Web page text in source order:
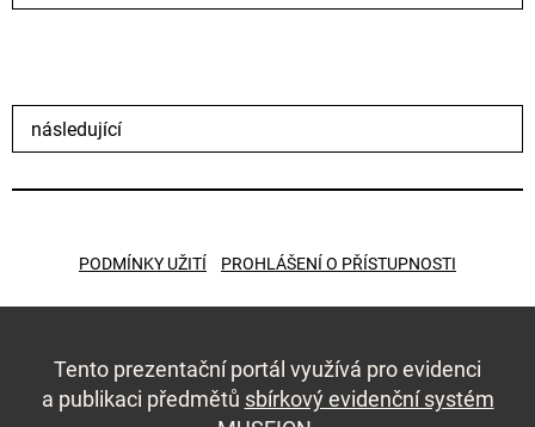
následující
PODMÍNKY UŽITÍ PROHLÁŠENÍ O PŘÍSTUPNOSTI
Tento prezentační portál využívá pro evidenci
a publikaci předmětů sbírkový evidenční systém